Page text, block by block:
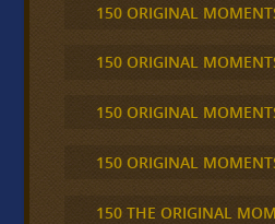
150 ORIGINAL
150 ORIGINAL
150 ORIGINAL
150 ORIGINAL
150 THE ORIGINAL